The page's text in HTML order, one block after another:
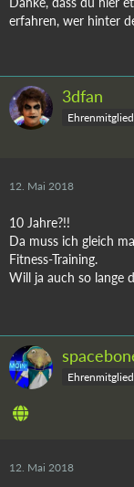
erfahren, wer hinter
3dfan
Ehrenmitglied
12. Mai 2018
10 Jahre?!!
Da muss ich gleich
Fitness-Training.
Will ja auch so lange
Ehrenmitglied
12. Mai 2018